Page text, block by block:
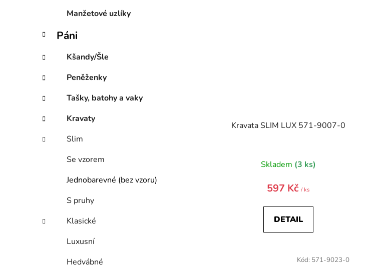
Manžetové uzlíky
Páni
Kšandy/Šle
Peněženky
Tašky, batohy a vaky
Kravaty
Slim
Se vzorem
Jednobarevné (bez vzoru)
S pruhy
Klasické
Luxusní
Hedvábné
Kravata SLIM LUX 571-9007-0
Skladem (3 ks)
597 Kč/ ks
DETAIL
Kód: 571-9023-0